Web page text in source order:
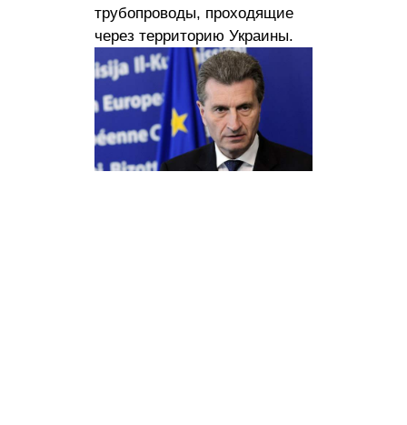
трубопроводы, проходящие
через территорию Украины.